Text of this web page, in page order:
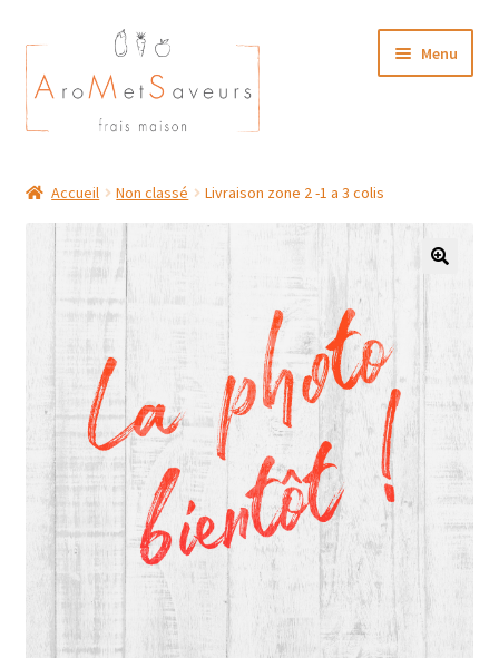
Aller
à
la
navigation
Aller
au
contenu
Menu
Plat du Jour/ Menu Week end
NOS BOUTIQUES
Accueil Non classé Livraison zone 2 -1 a 3 colis